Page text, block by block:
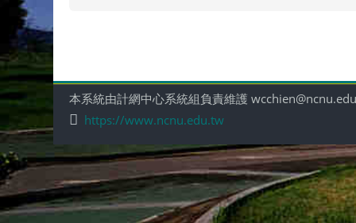
本系統由計網中心系統組負責維護
https://www.ncnu.edu.tw